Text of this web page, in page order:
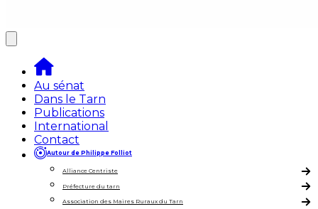
Au sénat
Dans le Tarn
Publications
International
Contact
Autour de Philippe Folliot
Alliance Centriste
Préfecture du tarn
Association des Maires Ruraux du Tarn